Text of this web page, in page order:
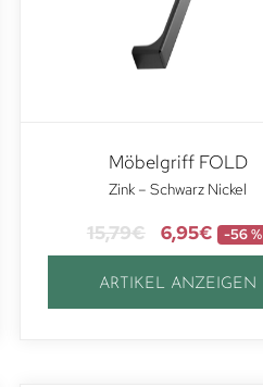
Möbelgriff FOLD
Zink – Schwarz Nickel
15,79€ 6,95€ -56 %
ARTIKEL ANZEIGEN